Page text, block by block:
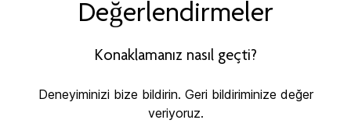
Değerlendirmeler
Konaklamanız nasıl geçti?
Deneyiminizi bize bildirin. Geri bildiriminize değer
veriyoruz.